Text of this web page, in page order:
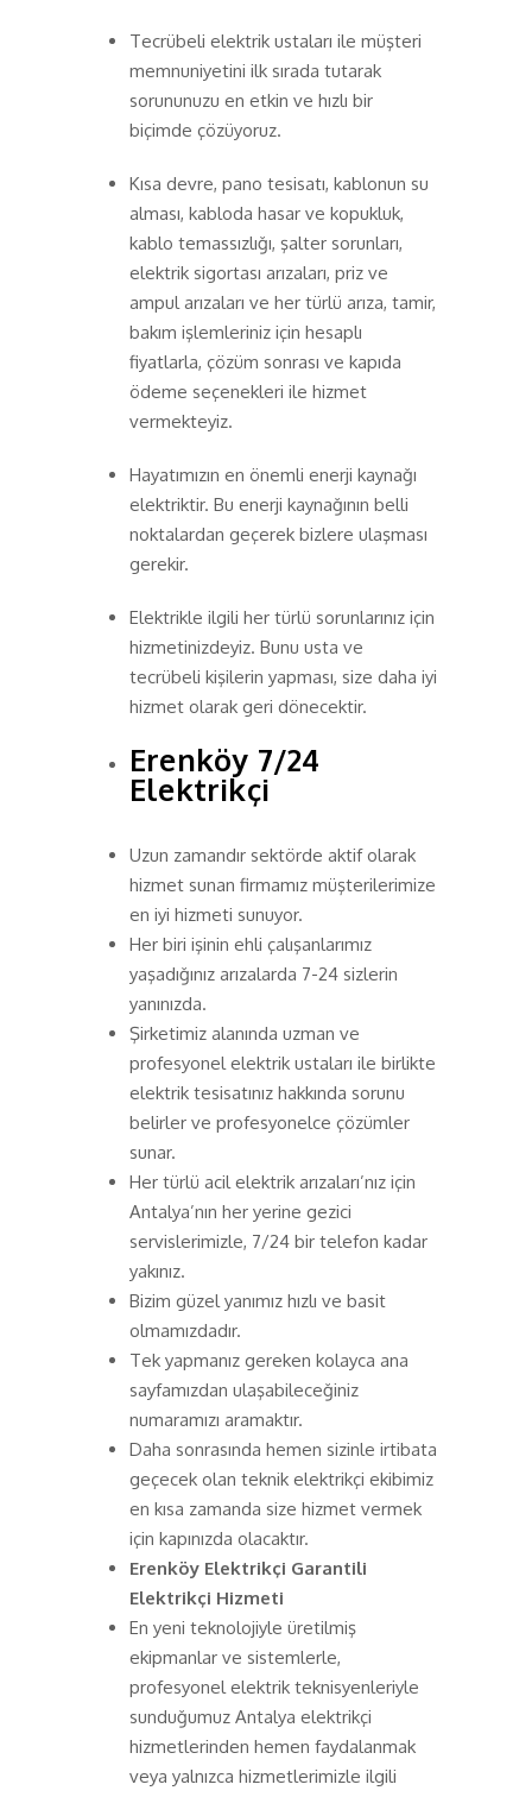
Tecrübeli elektrik ustaları ile müşteri
memnuniyetini ilk sırada tutarak
sorununuzu en etkin ve hızlı bir
biçimde çözüyoruz.
Kısa devre, pano tesisatı, kablonun su
alması, kabloda hasar ve kopukluk,
kablo temassızlığı, şalter sorunları,
elektrik sigortası arızaları, priz ve
ampul arızaları ve her türlü arıza, tamir,
bakım işlemleriniz için hesaplı
fiyatlarla, çözüm sonrası ve kapıda
ödeme seçenekleri ile hizmet
vermekteyiz.
Hayatımızın en önemli enerji kaynağı
elektriktir. Bu enerji kaynağının belli
noktalardan geçerek bizlere ulaşması
gerekir.
Elektrikle ilgili her türlü sorunlarınız için
hizmetinizdeyiz. Bunu usta ve
tecrübeli kişilerin yapması, size daha iyi
hizmet olarak geri dönecektir.
Erenköy 7/24
Elektrikçi
Uzun zamandır sektörde aktif olarak
hizmet sunan firmamız müşterilerimize
en iyi hizmeti sunuyor.
Her biri işinin ehli çalışanlarımız
yaşadığınız arızalarda 7-24 sizlerin
yanınızda.
Şirketimiz alanında uzman ve
profesyonel elektrik ustaları ile birlikte
elektrik tesisatınız hakkında sorunu
belirler ve profesyonelce çözümler
sunar.
Her türlü acil elektrik arızaları’nız için
Antalya’nın her yerine gezici
servislerimizle, 7/24 bir telefon kadar
yakınız.
Bizim güzel yanımız hızlı ve basit
olmamızdadır.
Tek yapmanız gereken kolayca ana
sayfamızdan ulaşabileceğiniz
numaramızı aramaktır.
Daha sonrasında hemen sizinle irtibata
geçecek olan teknik elektrikçi ekibimiz
en kısa zamanda size hizmet vermek
için kapınızda olacaktır.
Erenköy Elektrikçi Garantili
Elektrikçi Hizmeti
En yeni teknolojiyle üretilmiş
ekipmanlar ve sistemlerle,
profesyonel elektrik teknisyenleriyle
sunduğumuz Antalya elektrikçi
hizmetlerinden hemen faydalanmak
veya yalnızca hizmetlerimizle ilgili